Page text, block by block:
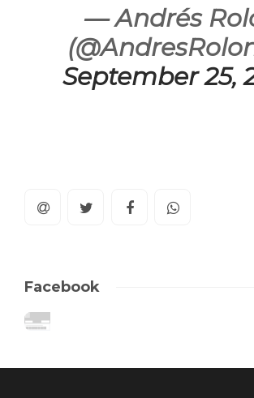
— Andrés
September 25,
Facebook